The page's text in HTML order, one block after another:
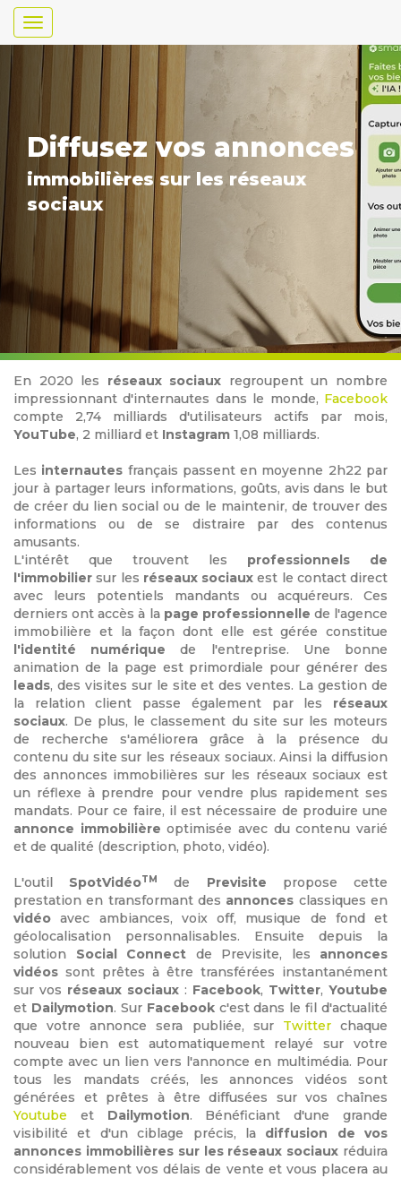
Toggle
navigation
Diffusez vos annonces
immobilières sur les réseaux
sociaux
En 2020 les réseaux sociaux regroupent un nombre
impressionnant d'internautes dans le monde, Facebook
compte 2,74 milliards d'utilisateurs actifs par mois,
YouTube, 2 milliard et Instagram 1,08 milliards.
Les internautes français passent en moyenne 2h22 par
jour à partager leurs informations, goûts, avis dans le but
de créer du lien social ou de le maintenir, de trouver des
informations ou de se distraire par des contenus
amusants.
L'intérêt que trouvent les professionnels de
l'immobilier sur les réseaux sociaux est le contact direct
avec leurs potentiels mandants ou acquéreurs. Ces
derniers ont accès à la page professionnelle de l'agence
immobilière et la façon dont elle est gérée constitue
l'identité numérique de l'entreprise. Une bonne
animation de la page est primordiale pour générer des
leads, des visites sur le site et des ventes. La gestion de
la relation client passe également par les réseaux
sociaux. De plus, le classement du site sur les moteurs
de recherche s'améliorera grâce à la présence du
contenu du site sur les réseaux sociaux. Ainsi la diffusion
des annonces immobilières sur les réseaux sociaux est
un réflexe à prendre pour vendre plus rapidement ses
mandats. Pour ce faire, il est nécessaire de produire une
annonce immobilière optimisée avec du contenu varié
et de qualité (description, photo, vidéo).
L'outilSpotVidéoTM de Previsite propose cette
prestation en transformant des annonces classiques en
vidéo avec ambiances, voix off, musique de fond et
géolocalisation personnalisables. Ensuite depuis la
solution Social Connect de Previsite, les annonces
vidéos sont prêtes à être transférées instantanément
sur vos réseaux sociaux : Facebook, Twitter, Youtube
et Dailymotion. Sur Facebookc'est dans le fil d'actualité
que votre annonce sera publiée, sur Twitterchaque
nouveau bien est automatiquement relayé sur votre
compte avec un lien vers l'annonce en multimédia. Pour
tous les mandats créés, les annonces vidéos sont
générées et prêtes à être diffusées sur vos chaînes
Youtube et Dailymotion. Bénéficiant d'une grande
visibilité et d'un ciblage précis, la diffusion de vos
annonces immobilières sur les réseaux sociaux réduira
considérablement vos délais de vente et vous placera au